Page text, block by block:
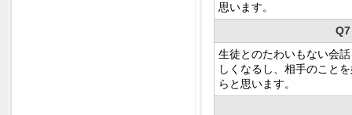
思います。
生徒とのたわいもない会
しくなるし、相手のこと
らと思います。